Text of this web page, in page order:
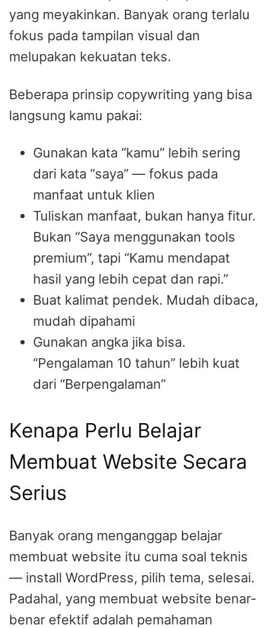
yang meyakinkan. Banyak orang terlalu
fokus pada tampilan visual dan
melupakan kekuatan teks.
Beberapa prinsip copywriting yang bisa
langsung kamu pakai:
Gunakan kata “kamu” lebih sering
dari kata “saya” — fokus pada
manfaat untuk klien
Tuliskan manfaat, bukan hanya fitur.
Bukan “Saya menggunakan tools
premium”, tapi “Kamu mendapat
hasil yang lebih cepat dan rapi.”
Buat kalimat pendek. Mudah dibaca,
mudah dipahami
Gunakan angka jika bisa.
“Pengalaman 10 tahun” lebih kuat
dari “Berpengalaman”
Kenapa Perlu Belajar
Membuat Website Secara
Serius
Banyak orang menganggap belajar
membuat website itu cuma soal teknis
— install WordPress, pilih tema, selesai.
Padahal, yang membuat website benar-
benar efektif adalah pemahaman